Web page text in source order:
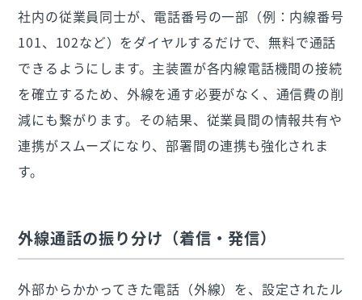
社内の従業員同士が、電話番号の一部（例：内線番号
101、102など）をダイヤルするだけで、無料で通話
できるようにします。主装置が各内線電話機間の接続
を確立するため、外線を通す必要がなく、通信費の削
減にも繋がります。その結果、従業員間の情報共有や
連携がスムーズになり、部署間の連携も強化されま
す。
外線通話の振り分け（着信・発信）
外部からかかってきた電話（外線）を、設定されたル